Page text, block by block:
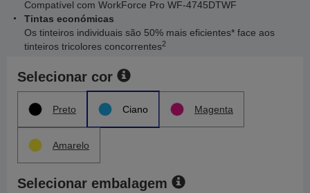
Compatível com WorkForce Pro WF-4745DTWF
Tintas económicas
Os tinteiros individuais são 50% mais eficientes* face aos
tinteiros tricolores concorrentes2
Selecionar cor
Preto Ciano Magenta
Amarelo
Selecionar embalagem